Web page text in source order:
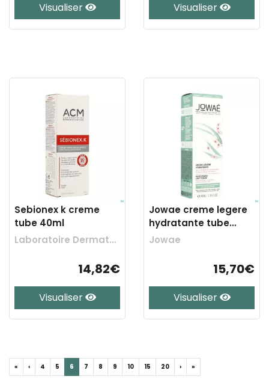
Visualiser Visualiser
Sebionex k creme
tube 40ml
Laboratoire Dermatologique Acm
14,82€
Visualiser
Jowae creme legere
hydratante tube
40ml
Jowae
15,70€
Visualiser
« ‹ 4 5 6 7 8 9 10 15 20 › »